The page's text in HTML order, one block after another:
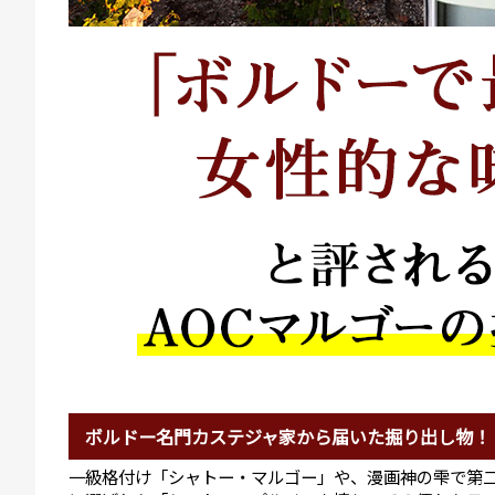
ボルドー名門カステジャ家から届いた掘り出し物！
一級格付け「シャトー・マルゴー」や、漫画神の雫で第